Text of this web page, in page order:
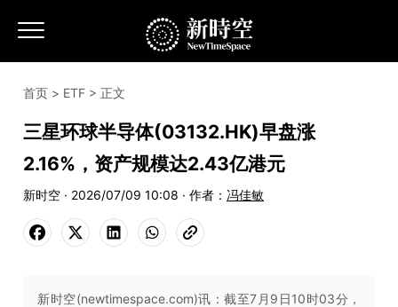
首页 > ETF > 正文
三星环球半导体(03132.HK)早盘涨
2.16%，资产规模达2.43亿港元
新时空 · 2026/07/09 10:08 · 作者： 冯佳敏
新时空(newtimespace.com)讯：截至7月9日10时03分，